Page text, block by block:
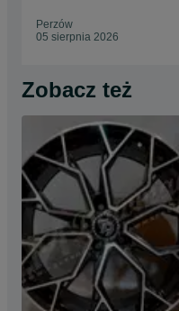
Perzów
05 sierpnia 2026
Zobacz też